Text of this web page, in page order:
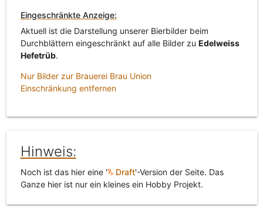
Eingeschränkte Anzeige:
Aktuell ist die Darstellung unserer Bierbilder beim
Durchblättern eingeschränkt auf alle Bilder zu Edelweiss
Hefetrüb.
Nur Bilder zur Brauerei Brau Union
Einschränkung entfernen
Hinweis:
Noch ist das hier eine ' Draft'-Version der Seite. Das
Ganze hier ist nur ein kleines ein Hobby Projekt.